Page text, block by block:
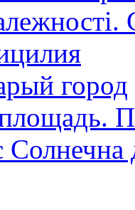
город
Солнечна